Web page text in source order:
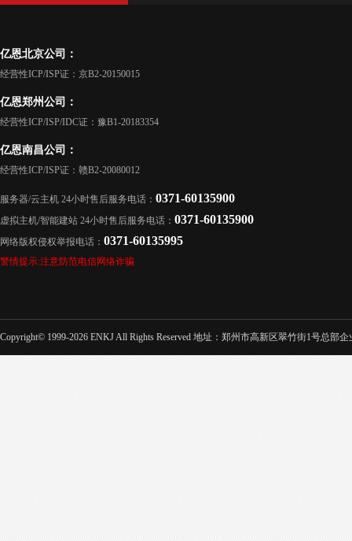
亿恩北京公司：
经营性ICP/ISP证：京B2-20150015
亿恩郑州公司：
经营性ICP/ISP/IDC证：豫B1-20183354
亿恩南昌公司：
经营性ICP/ISP证：赣B2-20080012
服务器/云主机 24小时售后服务电话： 0371-60135900
虚拟主机/智能建站 24小时售后服务电话： 0371-60135900
网络版权侵权举报电话： 0371-60135995
警情提示:注意防范电信网络诈骗
Copyright© 1999-2026 ENKJ All Rights Reserved 地址：郑州市高新区翠竹街1号